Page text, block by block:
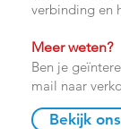
verbinding en
Meer weten?
Ben je
mail naar
Bekijk